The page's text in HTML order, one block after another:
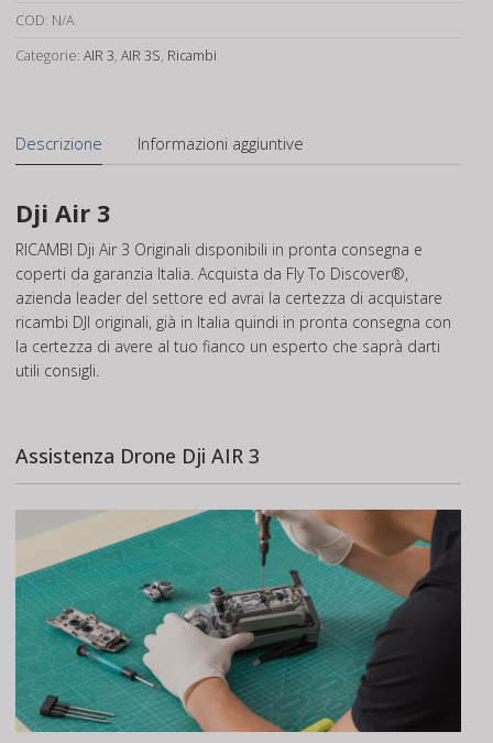
atterraggio
frontali
quantità
COD: N/A
Categorie: AIR 3, AIR 3S, Ricambi
Descrizione Informazioni aggiuntive
Dji Air 3
RICAMBI Dji Air 3 Originali disponibili in pronta consegna e
coperti da garanzia Italia. Acquista da Fly To Discover®,
azienda leader del settore ed avrai la certezza di acquistare
ricambi DJI originali, già in Italia quindi in pronta consegna con
la certezza di avere al tuo fianco un esperto che saprà darti
utili consigli.
Assistenza Drone Dji AIR 3